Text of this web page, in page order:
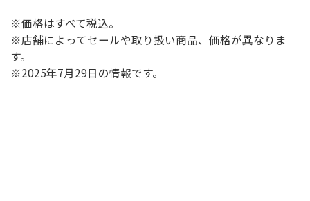
※価格はすべて税込。
※店舗によってセールや取り扱い商品、価格が異なりま
す。
※2025年7月29日の情報です。